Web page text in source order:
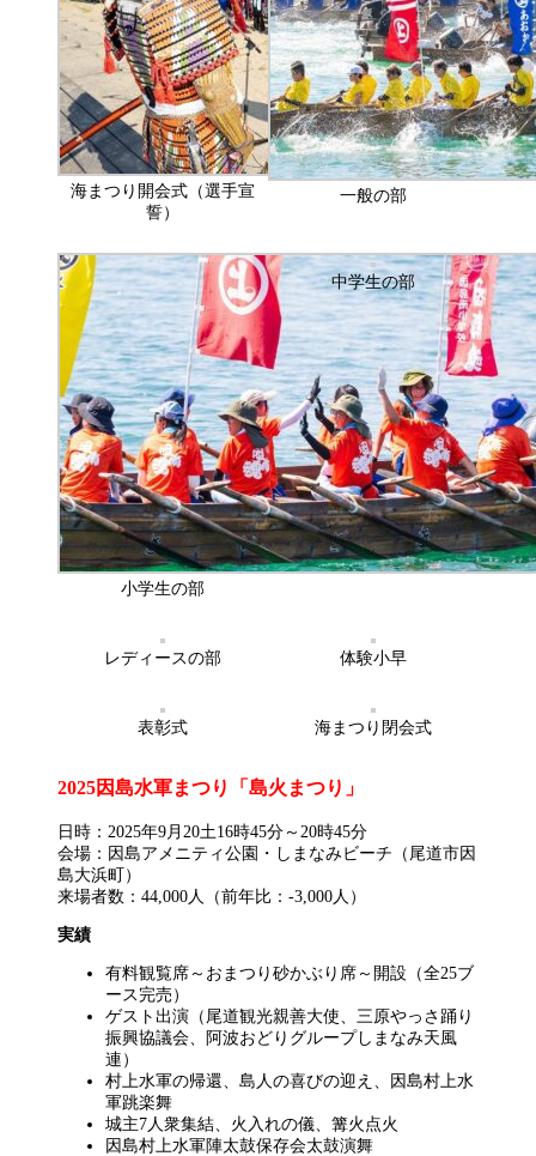
海まつり開会式（選手宣
誓）
一般の部
小学生の部
中学生の部
レディースの部 体験小早
表彰式 海まつり閉会式
2025因島水軍まつり「島火まつり」
日時：2025年9月20土16時45分～20時45分
会場：因島アメニティ公園・しまなみビーチ（尾道市因
島大浜町）
来場者数：44,000人（前年比：-3,000人）
実績
有料観覧席～おまつり砂かぶり席～開設（全25ブ
ース完売）
ゲスト出演（尾道観光親善大使、三原やっさ踊り
振興協議会、阿波おどりグループしまなみ天風
連）
村上水軍の帰還、島人の喜びの迎え、因島村上水
軍跳楽舞
城主7人衆集結、火入れの儀、篝火点火
因島村上水軍陣太鼓保存会太鼓演舞